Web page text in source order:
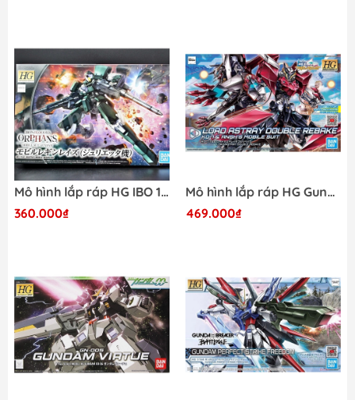
Mô hình lắp ráp HG IBO 1/144 Julieta's Mobile Reginlaze - Chính hãng Bandai Nhật Bản 4573102607775
360.000₫
Mô hình lắp ráp HG Gundam Astray Double Rebake RE:RISE Bandai
469.000₫